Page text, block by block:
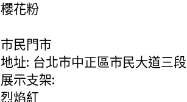
櫻花粉
市民門市
地址: 台北市中正區市民大道三
展示支架:
烈焰紅